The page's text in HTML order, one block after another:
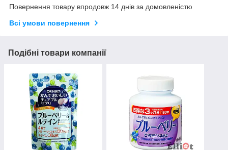
Повернення товару впродовж 14 днів за домовленістю
Всі умови повернення
Подібні товари компанії